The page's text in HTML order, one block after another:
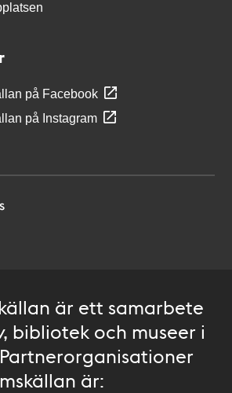
på Facebook
på Instagram
är ett samarbete
bibliotek och museer i
är: